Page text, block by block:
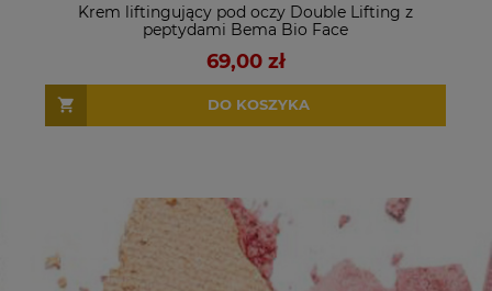
Krem liftingujący pod oczy Double Lifting z
peptydami Bema Bio Face
69,00 zł
DO KOSZYKA